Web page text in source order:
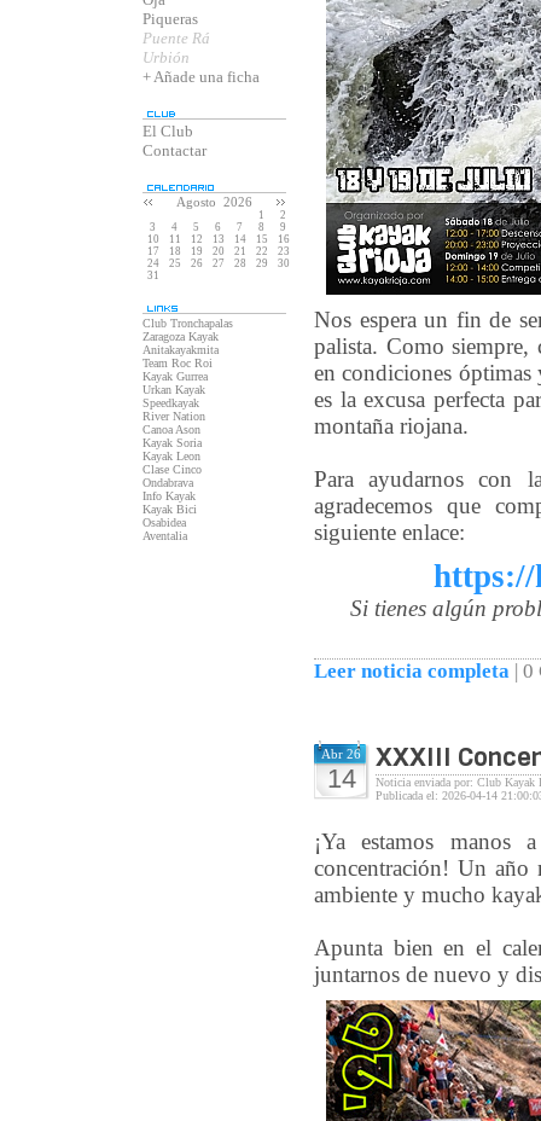
Piqueras
Puente Rá
Urbión
+ Añade una ficha
El Club
Contactar
Agosto 2026
1
2
3
4 5 6 7 8
9
10
11 12 13 14 15
16
17
18 19 20 21 22
23
24
25 26 27 28 29
30
31
Club Tronchapalas
Zaragoza Kayak
Anitakayakmita
Team Roc Roi
Kayak Gurrea
Urkan Kayak
Speedkayak
River Nation
Canoa Ason
Kayak Soria
Kayak Leon
Clase Cinco
Ondabrava
Info Kayak
Kayak Bici
Osabidea
Aventalia
Nos espera un fin de
palista. Como siempre,
en condiciones óptimas
es la excusa perfecta
montaña riojana.
Para ayudarnos con
agradecemos que
siguiente enlace:
Si tienes algún
Leer noticia completa | 0
Abr 26
14
XXXIII
Noticia enviada por: Club Kayak
Publicada el: 2026-04-14
¡Ya estamos
concentración! Un año
ambiente y mucho
Apunta bien en el
juntarnos de nuevo y